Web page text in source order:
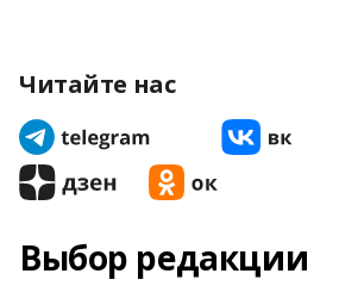
Читайте нас
Выбор редакции